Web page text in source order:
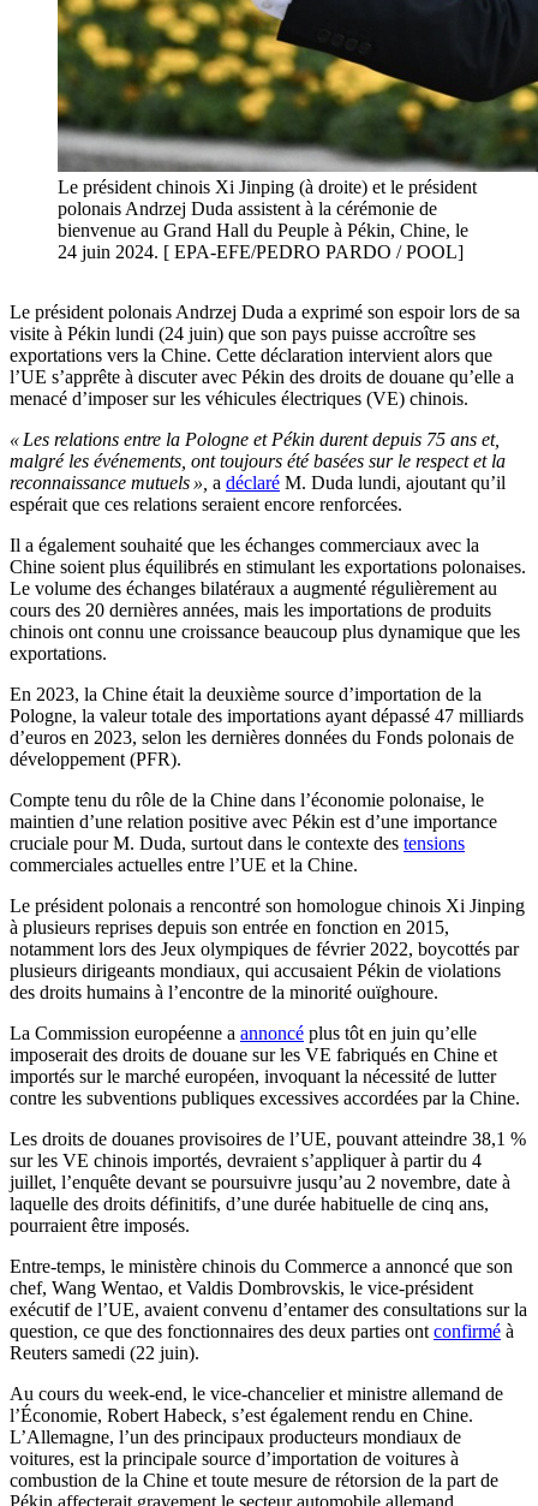
Le président chinois Xi Jinping (à droite) et le président
polonais Andrzej Duda assistent à la cérémonie de
bienvenue au Grand Hall du Peuple à Pékin, Chine, le
24 juin 2024. [ EPA-EFE/PEDRO PARDO / POOL]
Le président polonais Andrzej Duda a exprimé son espoir lors de sa
visite à Pékin lundi (24 juin) que son pays puisse accroître ses
exportations vers la Chine. Cette déclaration intervient alors que
l’UE s’apprête à discuter avec Pékin des droits de douane qu’elle a
menacé d’imposer sur les véhicules électriques (VE) chinois.
« Les relations entre la Pologne et Pékin durent depuis 75 ans et,
malgré les événements, ont toujours été basées sur le respect et la
reconnaissance mutuels », a déclaré M. Duda lundi, ajoutant qu’il
espérait que ces relations seraient encore renforcées.
Il a également souhaité que les échanges commerciaux avec la
Chine soient plus équilibrés en stimulant les exportations polonaises.
Le volume des échanges bilatéraux a augmenté régulièrement au
cours des 20 dernières années, mais les importations de produits
chinois ont connu une croissance beaucoup plus dynamique que les
exportations.
En 2023, la Chine était la deuxième source d’importation de la
Pologne, la valeur totale des importations ayant dépassé 47 milliards
d’euros en 2023, selon les dernières données du Fonds polonais de
développement (PFR).
Compte tenu du rôle de la Chine dans l’économie polonaise, le
maintien d’une relation positive avec Pékin est d’une importance
cruciale pour M. Duda, surtout dans le contexte des tensions
commerciales actuelles entre l’UE et la Chine.
Le président polonais a rencontré son homologue chinois Xi Jinping
à plusieurs reprises depuis son entrée en fonction en 2015,
notamment lors des Jeux olympiques de février 2022, boycottés par
plusieurs dirigeants mondiaux, qui accusaient Pékin de violations
des droits humains à l’encontre de la minorité ouïghoure.
La Commission européenne a annoncé plus tôt en juin qu’elle
imposerait des droits de douane sur les VE fabriqués en Chine et
importés sur le marché européen, invoquant la nécessité de lutter
contre les subventions publiques excessives accordées par la Chine.
Les droits de douanes provisoires de l’UE, pouvant atteindre 38,1 %
sur les VE chinois importés, devraient s’appliquer à partir du 4
juillet, l’enquête devant se poursuivre jusqu’au 2 novembre, date à
laquelle des droits définitifs, d’une durée habituelle de cinq ans,
pourraient être imposés.
Entre-temps, le ministère chinois du Commerce a annoncé que son
chef, Wang Wentao, et Valdis Dombrovskis, le vice-président
exécutif de l’UE, avaient convenu d’entamer des consultations sur la
question, ce que des fonctionnaires des deux parties ont confirmé à
Reuters samedi (22 juin).
Au cours du week-end, le vice-chancelier et ministre allemand de
l’Économie, Robert Habeck, s’est également rendu en Chine.
L’Allemagne, l’un des principaux producteurs mondiaux de
voitures, est la principale source d’importation de voitures à
combustion de la Chine et toute mesure de rétorsion de la part de